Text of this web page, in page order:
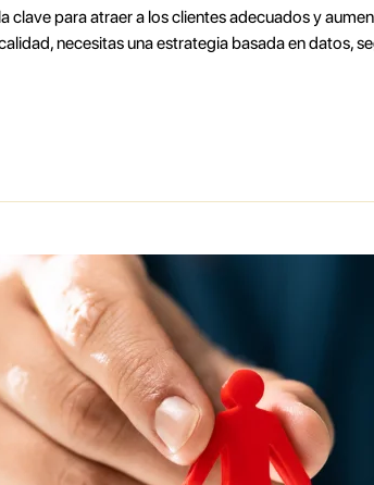
para atraer a los clientes adecuados y
necesitas una estrategia basada en datos,